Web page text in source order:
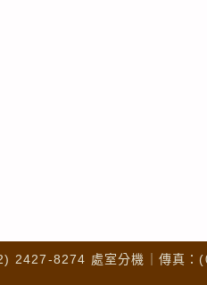
2427-8274 處室分機｜傳真：